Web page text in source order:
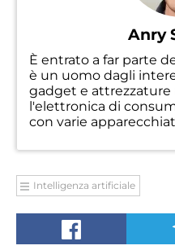
Anry
È entrato a far parte
è un uomo dagli
gadget e attrezzature
l'elettronica di
con varie
Intelligenza artificiale